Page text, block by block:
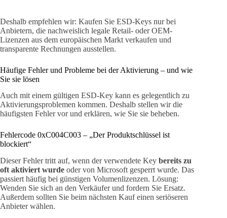
Deshalb empfehlen wir: Kaufen Sie ESD-Keys nur bei
Anbietern, die nachweislich legale Retail- oder OEM-
Lizenzen aus dem europäischen Markt verkaufen und
transparente Rechnungen ausstellen.
Häufige Fehler und Probleme bei der Aktivierung – und wie
Sie sie lösen
Auch mit einem gültigen ESD-Key kann es gelegentlich zu
Aktivierungsproblemen kommen. Deshalb stellen wir die
häufigsten Fehler vor und erklären, wie Sie sie beheben.
Fehlercode 0xC004C003 – „Der Produktschlüssel ist
blockiert“
Dieser Fehler tritt auf, wenn der verwendete Key bereits zu
oft aktiviert wurde oder von Microsoft gesperrt wurde. Das
passiert häufig bei günstigen Volumenlizenzen. Lösung:
Wenden Sie sich an den Verkäufer und fordern Sie Ersatz.
Außerdem sollten Sie beim nächsten Kauf einen seriöseren
Anbieter wählen.